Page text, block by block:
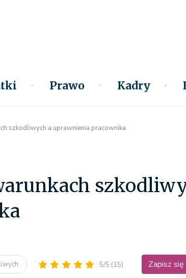
Prawo Kadry
szkodliwych a uprawnienia pracownika
5/5 (15) Zapisz